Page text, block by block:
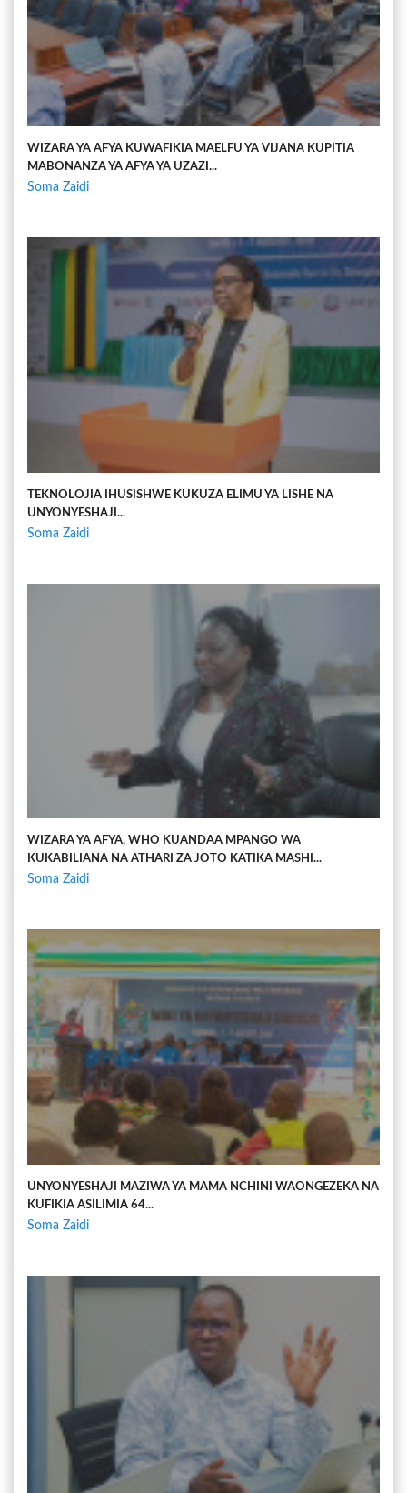
WIZARA YA AFYA KUWAFIKIA MAELFU YA VIJANA KUPITIA
MABONANZA YA AFYA YA UZAZI...
Soma Zaidi
TEKNOLOJIA IHUSISHWE KUKUZA ELIMU YA LISHE NA
UNYONYESHAJI...
Soma Zaidi
WIZARA YA AFYA, WHO KUANDAA MPANGO WA
KUKABILIANA NA ATHARI ZA JOTO KATIKA MASHI...
Soma Zaidi
UNYONYESHAJI MAZIWA YA MAMA NCHINI WAONGEZEKA NA
KUFIKIA ASILIMIA 64...
Soma Zaidi